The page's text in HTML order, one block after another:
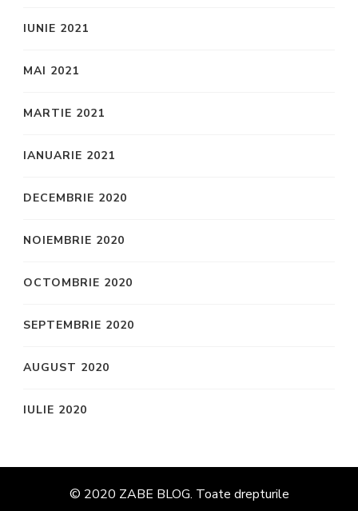
IUNIE 2021
MAI 2021
MARTIE 2021
IANUARIE 2021
DECEMBRIE 2020
NOIEMBRIE 2020
OCTOMBRIE 2020
SEPTEMBRIE 2020
AUGUST 2020
IULIE 2020
© 2020 ZABE BLOG. Toate drepturile